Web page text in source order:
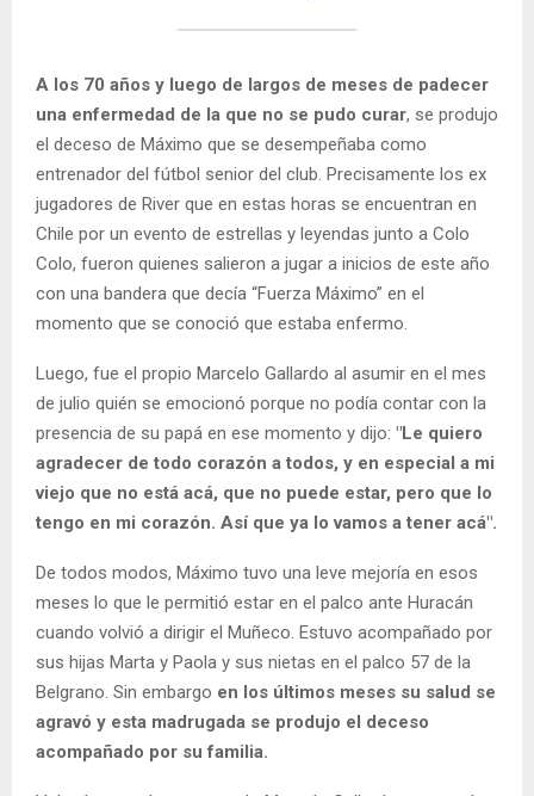
A los 70 años y luego de largos de meses de padecer
una enfermedad de la que no se pudo curar, se produjo
el deceso de Máximo que se desempeñaba como
entrenador del fútbol senior del club. Precisamente los ex
jugadores de River que en estas horas se encuentran en
Chile por un evento de estrellas y leyendas junto a Colo
Colo, fueron quienes salieron a jugar a inicios de este año
con una bandera que decía “Fuerza Máximo” en el
momento que se conoció que estaba enfermo.
Luego, fue el propio Marcelo Gallardo al asumir en el mes
de julio quién se emocionó porque no podía contar con la
presencia de su papá en ese momento y dijo: "Le quiero
agradecer de todo corazón a todos, y en especial a mi
viejo que no está acá, que no puede estar, pero que lo
tengo en mi corazón. Así que ya lo vamos a tener acá".
De todos modos, Máximo tuvo una leve mejoría en esos
meses lo que le permitió estar en el palco ante Huracán
cuando volvió a dirigir el Muñeco. Estuvo acompañado por
sus hijas Marta y Paola y sus nietas en el palco 57 de la
Belgrano. Sin embargo en los últimos meses su salud se
agravó y esta madrugada se produjo el deceso
acompañado por su familia.